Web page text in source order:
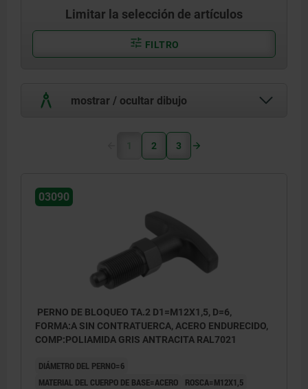
Clavija de bloqueo 1.4034.
natural.
Empuñadura en T gris negruzco
RAL7021 o rojo tráfico RAL3020
Limitar la selección de artículos
FILTRO
mostrar / ocultar dibujo
1 2 3
03090
PERNO DE BLOQUEO TA.2 D1=M12X1,5, D=6,
FORMA:A SIN CONTRATUERCA, ACERO ENDURECIDO,
COMP:POLIAMIDA GRIS ANTRACITA RAL7021
DIÁMETRO DEL PERNO=6
MATERIAL DEL CUERPO DE BASE=ACERO
ROSCA=M12X1,5